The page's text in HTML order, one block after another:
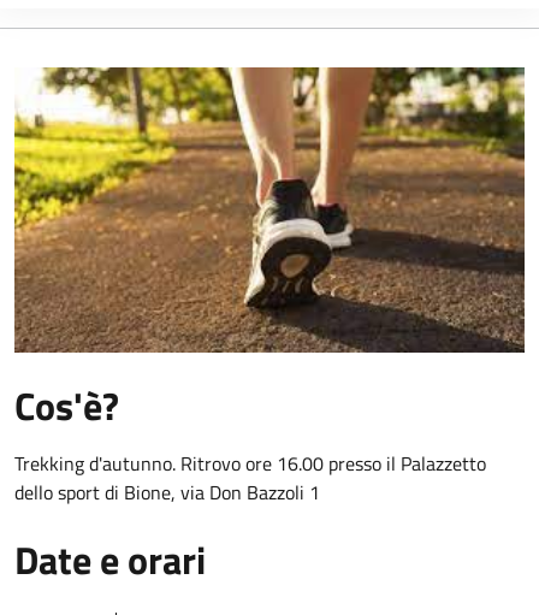
Cos'è?
Trekking d'autunno. Ritrovo ore 16.00 presso il Palazzetto
dello sport di Bione, via Don Bazzoli 1
Date e orari